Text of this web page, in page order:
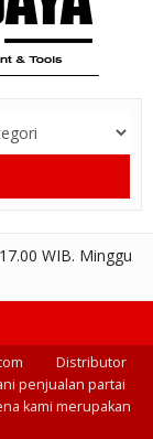
WIB. Minggu
Distributor
penjualan partai
kami merupakan